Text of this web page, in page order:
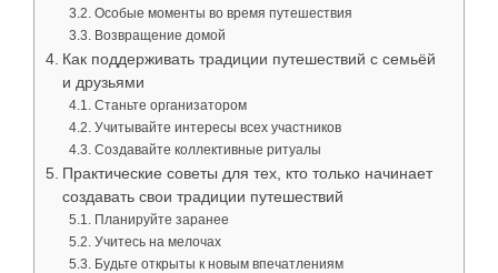
Особые моменты во время путешествия
Возвращение домой
Как поддерживать традиции путешествий с семьёй
и друзьями
Станьте организатором
Учитывайте интересы всех участников
Создавайте коллективные ритуалы
Практические советы для тех, кто только начинает
создавать свои традиции путешествий
Планируйте заранее
Учитесь на мелочах
Будьте открыты к новым впечатлениям